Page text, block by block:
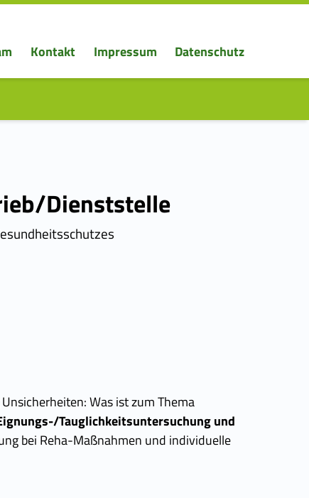
Kontakt Impressum Datenschutz
Dienststelle
Was ist zum Thema
Tauglichkeitsuntersuchung und
bei Reha-Maßnahmen und individuelle